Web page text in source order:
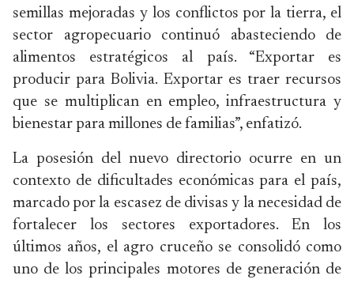
semillas mejoradas y los conflictos por la tierra, el
sector agropecuario continuó abasteciendo de
alimentos estratégicos al país. “Exportar es
producir para Bolivia. Exportar es traer recursos
que se multiplican en empleo, infraestructura y
bienestar para millones de familias”, enfatizó.
La posesión del nuevo directorio ocurre en un
contexto de dificultades económicas para el país,
marcado por la escasez de divisas y la necesidad de
fortalecer los sectores exportadores. En los
últimos años, el agro cruceño se consolidó como
uno de los principales motores de generación de